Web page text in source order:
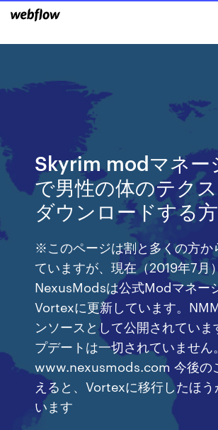
Skyrim modマネー
で男性の体のテク
ダウンロードする
※このページは割と多くの方か
ていますが、現在（2019年7月
NexusModsは公式Modマネー
Vortexに更新しています。
ンソースとして公開されていま
プデートは一切されていません。
www.nexusmods.com 今後の
えると、Vortexに移行したほう
います